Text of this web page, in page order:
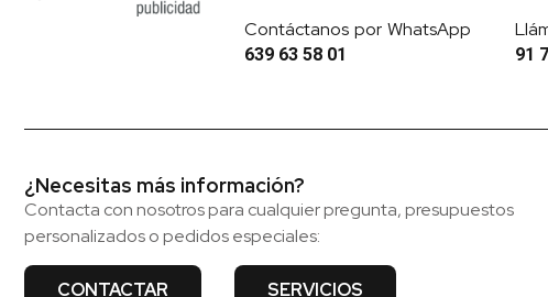
Contáctanos por WhatsApp
639 63 58 01 91
¿Necesitas más información?
Contacta con nosotros para cualquier pregunta, presupuestos
personalizados o pedidos especiales:
CONTACTAR SERVICIOS